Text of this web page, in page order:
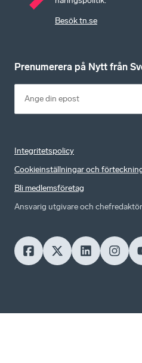
Besök tn.se
Prenumerera på Nytt från
Integritetspolicy
Cookieinställningar och
Bli medlemsföretag
Ansvarig utgivare och chefredaktör